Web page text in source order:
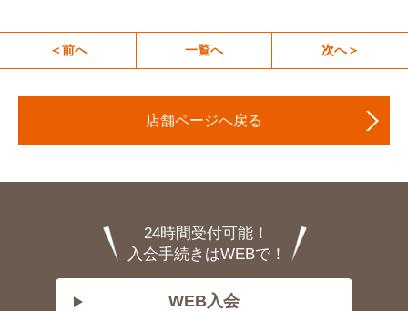
＜前へ 一覧へ 次へ＞
店舗ページへ戻る
24時間受付可能！
入会手続きはWEBで！
WEB入会